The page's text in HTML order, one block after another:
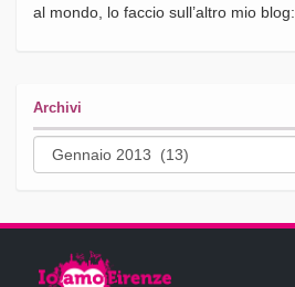
al mondo, lo faccio sull’altro mio blog:
Archivi
Archivi